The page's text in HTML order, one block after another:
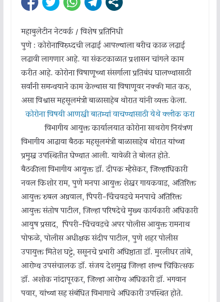
महाबुलेटीन नेटवर्क / विशेष प्रतिनिधी
पुणे : कोरोनाविरुध्दची लढाई आपल्याला बरीच काळ लढाई
लढावी लागणार आहे. या संकटकाळात प्रशासन चांगले काम
करीत आहे. कोरोना विषाणूच्या संसर्गाला प्रतिबंध घालण्यासाठी
सर्वांनी समन्वयाने काम केल्यास या विषाणूवर नक्की मात करु,
असा विश्वास महसूलमंत्री बाळासाहेब थोरात यांनी व्यक्त केला.
कोरोना विषयी आणखी बातम्यां वाचण्यासाठी येथे क्लीक करा
विभागीय आयुक्त कार्यालयात कोरोना साथरोग नियंत्रण
विभागीय आढावा बैठक महसूलमंत्री बाळासाहेब थोरात यांच्या
प्रमुख उपस्थितीत घेण्यात आली. यावेळी ते बोलत होते.
बैठकीला विभागीय आयुक्त डॉ. दीपक म्हैसेकर, जिल्हाधिकारी
नवल किशोर राम, पुणे मनपा आयुक्त शेखर गायकवाड, अतिरिक्त
आयुक्त रुबल अग्रवाल, पिंपरी-चिंचवडचे मनपाचे अतिरिक्त
आयुक्त संतोष पाटील, जिल्हा परिषदेचे मुख्य कार्यकारी अधिकारी
आयुष प्रसाद, पिंपरी-चिंचवडचे अपर पोलीस आयुक्त रामनाथ
पोफळे, पोलीस अधीक्षक संदीप पाटील, पुणे शहर पोलीस
उपायुक्त मितेश घट्टे, ससूनचे प्रभारी अधिष्ठाता डॉ. मुरलीधर तांबे,
आरोग्य उपसंचालक डॉ. संजय देशमुख जिल्हा शल्य चिकित्सक
डॉ. अशोक नांदापूरकर, जिल्हा आरोग्य अधिकारी डॉ. भगवान
पवार, यांच्या सह संबंधित विभागाचे अधिकारी उपस्थित होते.